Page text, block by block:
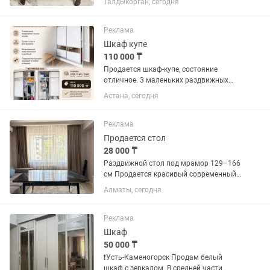
раскладывается, подходит для кухни
небольшие следы эксплуатации.
Талдыкорган, сегодня
Реклама
Шкаф купе
110 000 ₸
Продается шкаф-купе, состояние
отличное. 3 маленьких раздвижных
ящиков внутри. 3 ряда штанги для
вешалок. Размеры: 2.50 / 1.60 / 0.60
Астана, сегодня
Реклама
Продается стол
28 000 ₸
Раздвижной стол под мрамор 129–166
см Продается красивый современный
обеденный стол в отличном состоянии.
Размер в сложенном виде — 129×80 см,
см. Легко...
Алматы, сегодня
Реклама
Шкаф
50 000 ₸
❗️Усть-Каменогорск Продам белый
шкаф с зеркалом. В средней части